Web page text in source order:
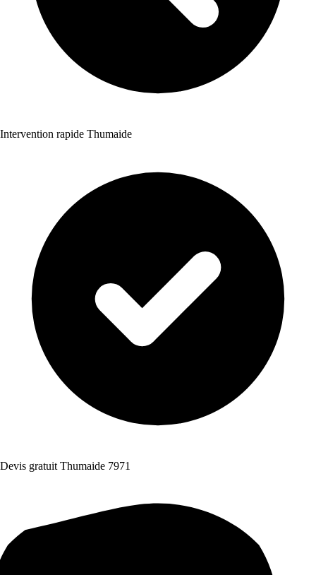
Intervention rapide Thumaide
Devis gratuit Thumaide 7971